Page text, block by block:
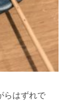
らはずれで